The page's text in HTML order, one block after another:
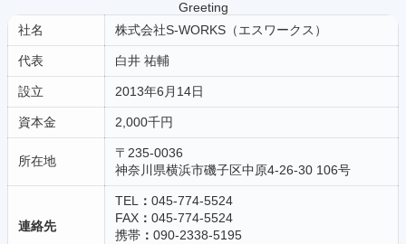
Greeting
社名
株式会社S-WORKS（エスワークス）
代表 白井 祐輔
設立 2013年6月14日
資本金 2,000千円
所在地
〒235-0036
神奈川県横浜市磯子区中原4-26-30 106号
連絡先
TEL ：045-774-5524
FAX ：045-774-5524
携帯 ：090-2338-5195